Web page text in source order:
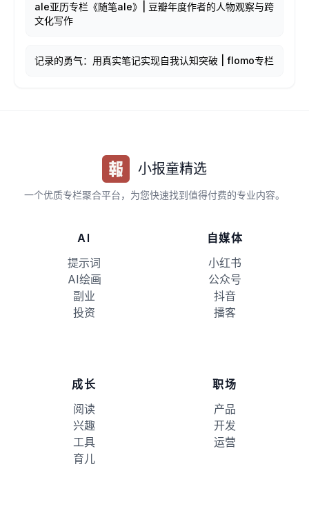
ale亚历专栏《随笔ale》| 豆瓣年度作者的人物观察与跨
文化写作
记录的勇气：用真实笔记实现自我认知突破 | flomo专栏
小报童精选
一个优质专栏聚合平台，为您快速找到值得付费的专业内容。
AI
提示词
AI绘画
副业
投资
自媒体
小红书
公众号
抖音
播客
成长
阅读
兴趣
工具
育儿
职场
产品
开发
运营